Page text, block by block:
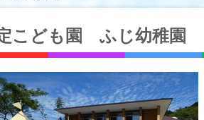
こども園 ふじ幼稚園